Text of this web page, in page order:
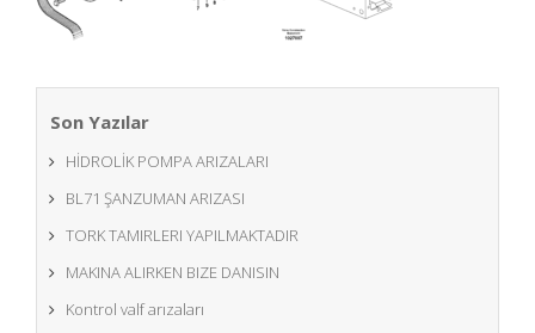
Son Yazılar
HİDROLİK POMPA ARIZALARI
BL71 ŞANZUMAN ARIZASI
TORK TAMIRLERI YAPILMAKTADIR
MAKINA ALIRKEN BIZE DANISIN
Kontrol valf arızaları